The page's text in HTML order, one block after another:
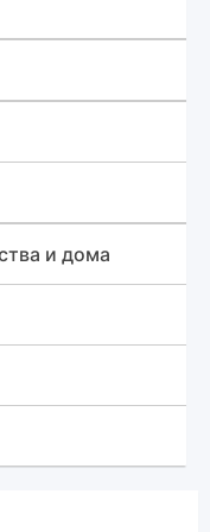
и дома